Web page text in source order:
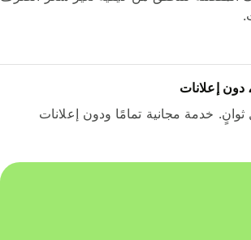
إعلانات
خدمة مجانية تمامًا ودون إعلانات